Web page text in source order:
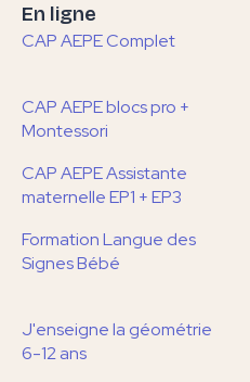
En ligne
CAP AEPE Complet
CAP AEPE blocs pro +
Montessori
CAP AEPE Assistante
maternelle EP1 + EP3
Formation Langue des
Signes Bébé
J'enseigne la géométrie
6-12 ans